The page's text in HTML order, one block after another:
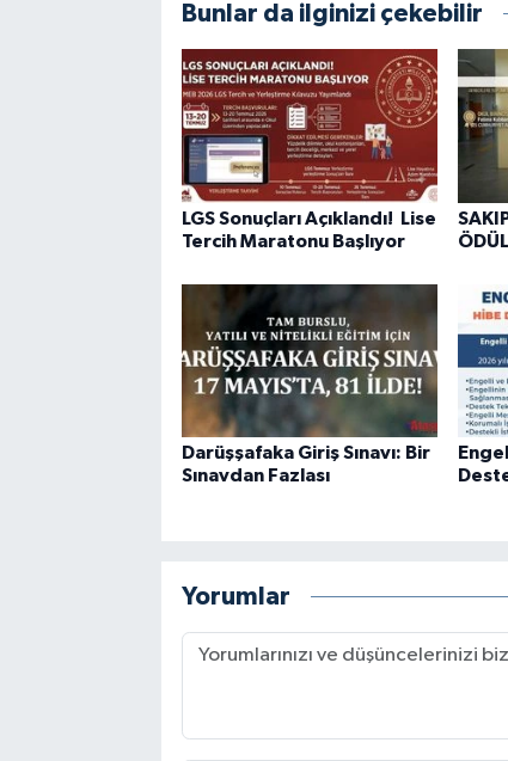
Bunlar da ilginizi çekebilir
LGS Sonuçları Açıklandı! Lise
Tercih Maratonu Başlıyor
Darüşşafaka Giriş Sınavı: Bir
Sınavdan Fazlası
Yorumlar